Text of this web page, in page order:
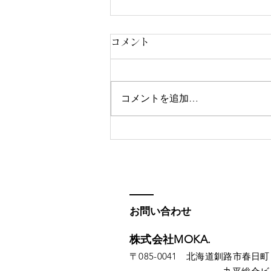
一日一冊の贅沢
コメント
コメントを追加…
お問い合わせ
株式会社MOKA.
〒085-0041 北海道釧路市春日